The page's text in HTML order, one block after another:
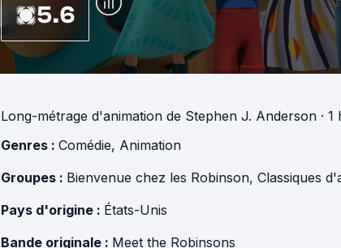
5.6
Long-métrage d'animation de Stephen J. Anderson ·
Genres : Comédie, Animation
Groupes : Bienvenue chez les Robinson, Classiques
Pays d'origine : États-Unis
Bande originale : Meet the Robinsons